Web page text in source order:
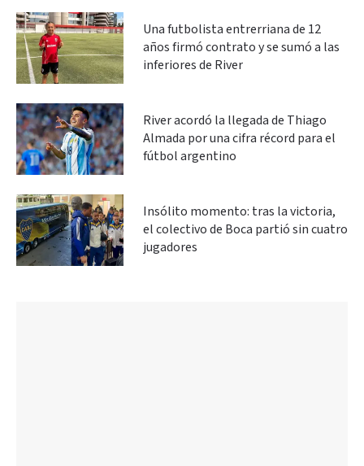
Una futbolista entrerriana de 12
años firmó contrato y se sumó a las
inferiores de River
River acordó la llegada de Thiago
Almada por una cifra récord para el
fútbol argentino
Insólito momento: tras la victoria,
el colectivo de Boca partió sin cuatro
jugadores